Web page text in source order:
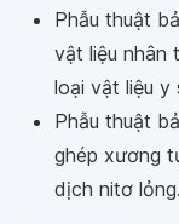
Phẫu thuật
vật liệu nhân
loại vật liệu y
Phẫu thuật
ghép xương
dịch nitơ lỏng.